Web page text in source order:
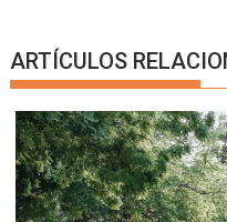
ARTÍCULOS